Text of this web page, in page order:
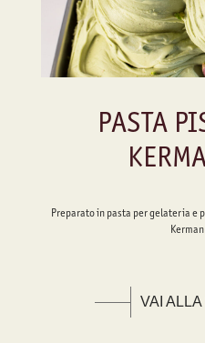
PASTA
Preparato in pasta per gelateria e
VAI